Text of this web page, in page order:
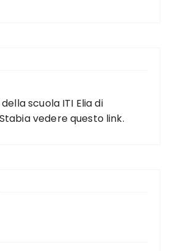
scuola ITI Elia di
vederequesto link.